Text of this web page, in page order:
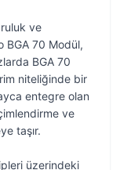
ve
BGA 70 Modül,
BGA 70
niteliğinde bir
entegre olan
ve
taşır.
üzerindeki